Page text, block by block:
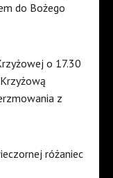
do Bożego
o 17.30
z
różaniec